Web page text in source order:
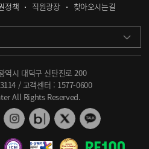
정책 직원광장 찾아오시는길
역시 대덕구 신탄진로 200
/ 고객센터 : 1577-0600
All Rights Reserved.